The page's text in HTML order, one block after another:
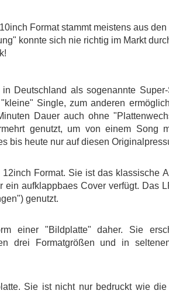
Format stammt meistens aus
konnte sich nie richtig im Markt
Deutschland als sogenannte
Single, zum anderen
Dauer auch ohne
genutzt, um von einem Song
bis heute nur auf diesen
Format. Sie ist das klassische
aufklappbaes Cover verfügt. Das
genutzt.
einer "Bildplatte" daher. Sie
drei Formatgrößen und in
Sie ist nicht nur bedruckt wie